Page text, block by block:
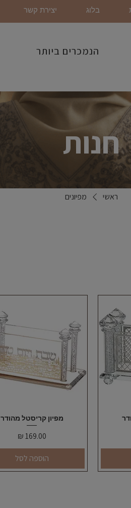
בלוג יצירת קשר
הנמכרים ביותר
חנות
ראשי מפיונים
תצוגה מהירה
מפיון קריסטל מהודר
מחיר
הוספה לסל